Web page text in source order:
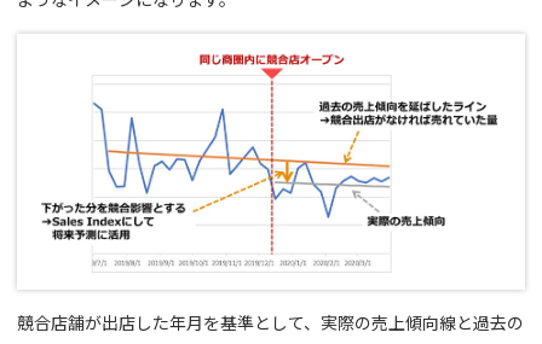
競合店舗が出店した年月を基準として、実際の売上傾向線と過去の